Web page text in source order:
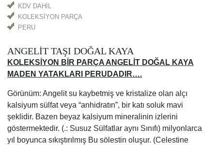
KDV DAHİL
KOLEKSİYON PARÇA
PERU
ANGELİT TAŞI DOĞAL KAYA
KOLEKSİYON BİR PARÇA ANGELİT DOĞAL KAYA
MADEN YATAKLARI PERUDADIR….
Görünüm: Angelit su kaybetmiş ve kristalize olan alçı
kalsiyum sülfat veya “anhidratın”, bir katı soluk mavi
şeklidir. Bazen beyaz kalsiyum mineralinin izlerini
göstermektedir. (.: Susuz Sülfatlar aynı Sınıfı) milyonlarca
yıl boyunca sıkıştırılmış Bu sölestin oluşur. (Celestine